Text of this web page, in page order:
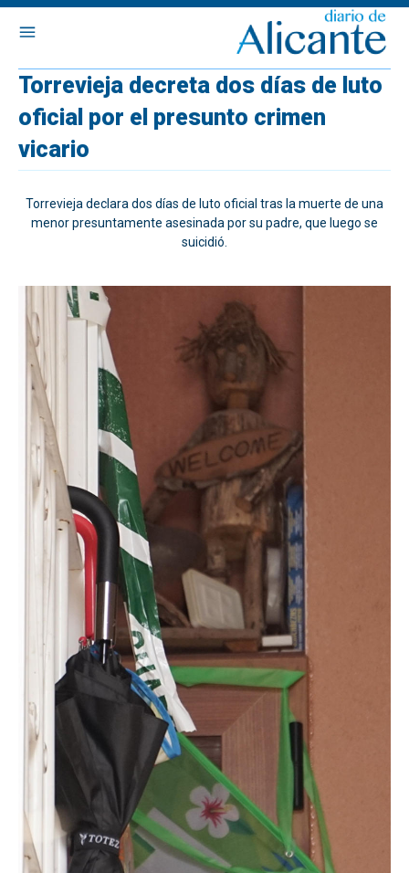
Torrevieja decreta dos días de luto
oficial por el presunto crimen
vicario
Torrevieja declara dos días de luto oficial tras la muerte de una
menor presuntamente asesinada por su padre, que luego se
suicidió.